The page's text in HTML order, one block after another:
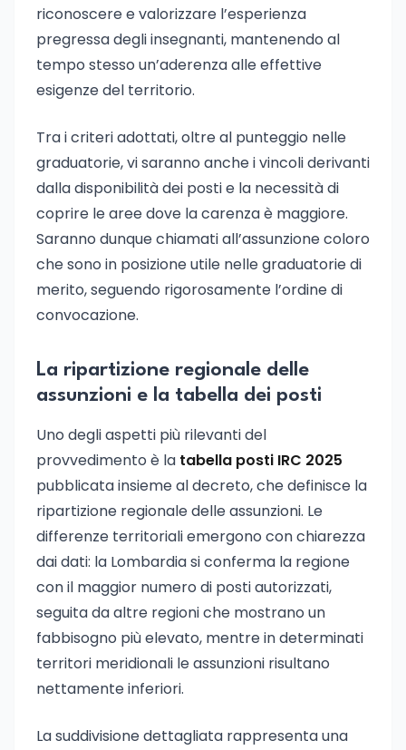
riconoscere e valorizzare l’esperienza
pregressa degli insegnanti, mantenendo al
tempo stesso un’aderenza alle effettive
esigenze del territorio.
Tra i criteri adottati, oltre al punteggio nelle
graduatorie, vi saranno anche i vincoli derivanti
dalla disponibilità dei posti e la necessità di
coprire le aree dove la carenza è maggiore.
Saranno dunque chiamati all’assunzione coloro
che sono in posizione utile nelle graduatorie di
merito, seguendo rigorosamente l’ordine di
convocazione.
La ripartizione regionale delle
assunzioni e la tabella dei posti
Uno degli aspetti più rilevanti del
provvedimento è la tabella posti IRC 2025
pubblicata insieme al decreto, che definisce la
ripartizione regionale delle assunzioni. Le
differenze territoriali emergono con chiarezza
dai dati: la Lombardia si conferma la regione
con il maggior numero di posti autorizzati,
seguita da altre regioni che mostrano un
fabbisogno più elevato, mentre in determinati
territori meridionali le assunzioni risultano
nettamente inferiori.
La suddivisione dettagliata rappresenta una